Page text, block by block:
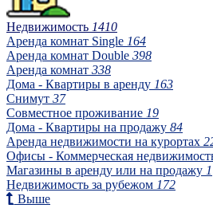
Недвижимость 1410
Аренда комнат Single 164
Аренда комнат Double 398
Аренда комнат 338
Дома - Квартиры в аренду 163
Снимут 37
Совместное проживание 19
Дома - Квартиры на продажу 84
Аренда недвижимости на курортах
Офисы - Коммерческая
Магазины в аренду или на продажу 1
Недвижимость за рубежом 172
Выше